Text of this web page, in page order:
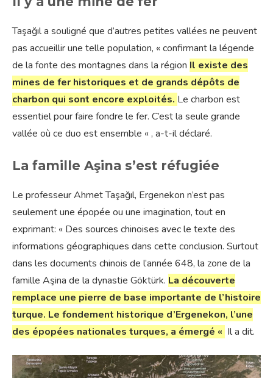
Taşağıl a souligné que d’autres petites vallées ne peuvent
pas accueillir une telle population, « confirmant la légende
de la fonte des montagnes dans la région Il existe des
mines de fer historiques et de grands dépôts de
charbon qui sont encore exploités. Le charbon est
essentiel pour faire fondre le fer. C’est la seule grande
vallée où ce duo est ensemble « , a-t-il déclaré.
La famille Aşina s’est réfugiée
Le professeur Ahmet Taşağıl, Ergenekon n’est pas
seulement une épopée ou une imagination, tout en
exprimant: « Des sources chinoises avec le texte des
informations géographiques dans cette conclusion. Surtout
dans les documents chinois de l’année 648, la zone de la
famille Aşina de la dynastie Göktürk. La découverte
remplace une pierre de base importante de l’histoire
turque. Le fondement historique d’Ergenekon, l’une
des épopées nationales turques, a émergé « Il a dit.